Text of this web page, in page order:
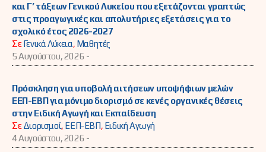
και Γ’ τάξεων Γενικού Λυκείου που εξετάζονται γραπτώς
στις προαγωγικές και απολυτήριες εξετάσεις για το
σχολικό έτος 2026-2027
ΣεΓενικά Λύκεια, Μαθητές
5 Αυγούστου, 2026 -
Πρόσκληση για υποβολή αιτήσεων υποψήφιων μελών
ΕΕΠ-ΕΒΠ για μόνιμο διορισμό σε κενές οργανικές θέσεις
στην Ειδική Αγωγή και Εκπαίδευση
ΣεΔιορισμοί, ΕΕΠ-ΕΒΠ, Ειδική Αγωγή
4 Αυγούστου, 2026 -